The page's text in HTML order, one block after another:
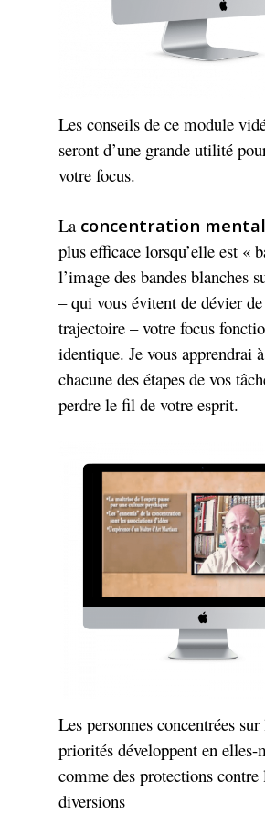
Les conseils de ce module
seront d’une grande utilité
votre focus.
La concentration
plus efficace lorsqu’elle est «
l’image des bandes blanches
– qui vous évitent de dévier
trajectoire – votre focus
identique. Je vous apprendrai
chacune des étapes de vos
perdre le fil de votre esprit.
Les personnes concentrées
priorités développent en elles-
comme des protections contre
diversions